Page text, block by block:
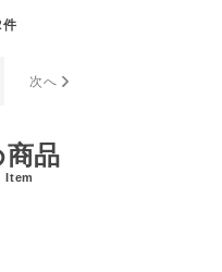
次へ
品
Item